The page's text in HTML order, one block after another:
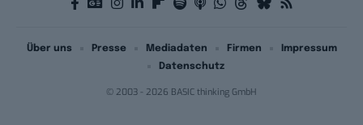
© 2003 - 2026 BASIC thinking GmbH
Über uns Presse Mediadaten Firmen
Impressum
Datenschutz